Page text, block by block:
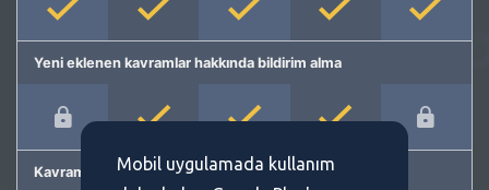
Yeni eklenen kavramlar hakkında bildirim alma
Kavram önermeMobil uygulamada kullanım